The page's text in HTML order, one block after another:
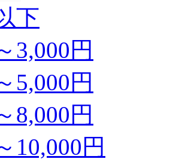
下
3,000円
5,000円
8,000円
10,000円